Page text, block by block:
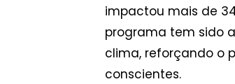
impactou mais de
programa tem sido
clima, reforçando o
conscientes.